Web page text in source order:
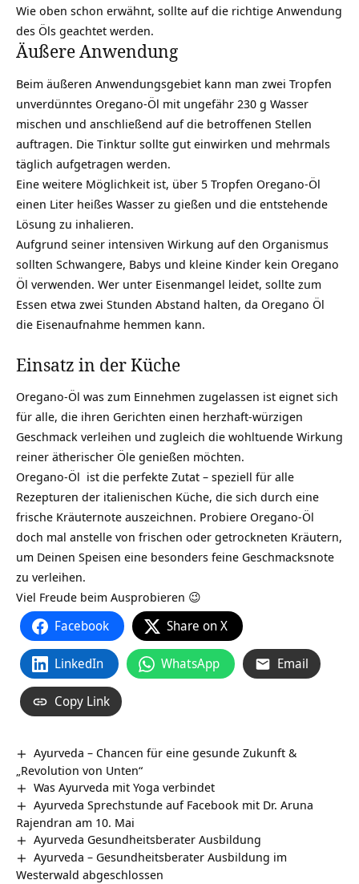
Wie oben schon erwähnt, sollte auf die richtige Anwendung
des Öls geachtet werden.
Äußere Anwendung
Beim äußeren Anwendungsgebiet kann man zwei Tropfen
unverdünntes Oregano-Öl mit ungefähr 230 g Wasser
mischen und anschließend auf die betroffenen Stellen
auftragen. Die Tinktur sollte gut einwirken und mehrmals
täglich aufgetragen werden.
Eine weitere Möglichkeit ist, über 5 Tropfen Oregano-Öl
einen Liter heißes Wasser zu gießen und die entstehende
Lösung zu inhalieren.
Aufgrund seiner intensiven Wirkung auf den Organismus
sollten Schwangere, Babys und kleine Kinder kein Oregano
Öl verwenden. Wer unter Eisenmangel leidet, sollte zum
Essen etwa zwei Stunden Abstand halten, da Oregano Öl
die Eisenaufnahme hemmen kann.
Einsatz in der Küche
Oregano-Öl was zum Einnehmen zugelassen ist eignet sich
für alle, die ihren Gerichten einen herzhaft-würzigen
Geschmack verleihen und zugleich die wohltuende Wirkung
reiner ätherischer Öle genießen möchten.
Oregano-Öl ist die perfekte Zutat – speziell für alle
Rezepturen der italienischen Küche, die sich durch eine
frische Kräuternote auszeichnen. Probiere Oregano-Öl
doch mal anstelle von frischen oder getrockneten Kräutern,
um Deinen Speisen eine besonders feine Geschmacksnote
zu verleihen.
Viel Freude beim Ausprobieren 😉
Facebook Share on X
LinkedIn WhatsApp Email
Copy Link
Ayurveda – Chancen für eine gesunde Zukunft &
„Revolution von Unten“
Was Ayurveda mit Yoga verbindet
Ayurveda Sprechstunde auf Facebook mit Dr. Aruna
Rajendran am 10. Mai
Ayurveda Gesundheitsberater Ausbildung
Ayurveda – Gesundheitsberater Ausbildung im
Westerwald abgeschlossen